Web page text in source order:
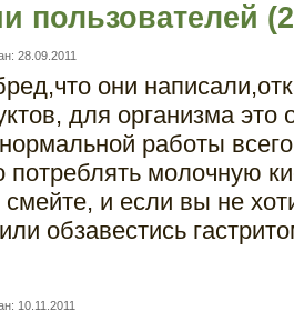
пользователей
28.09.2011
они
для организма это
работы
молочную
смейте, и если вы не
обзавестись
10.11.2011